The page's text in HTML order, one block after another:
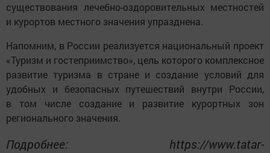
существования лечебно-оздоровительных местностей
и курортов местного значения упразднена.
Напомним, в России реализуется национальный проект
«Туризм и гостеприимство», цель которого комплексное
развитие туризма в стране и создание условий для
удобных и безопасных путешествий внутри России,
в том числе создание и развитие курортных зон
регионального значения.
Подробнее: https://www.tatar-